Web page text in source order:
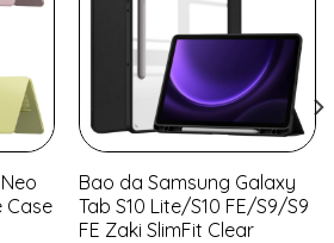
Case
Bao da Samsung Galaxy
Tab S10 Lite/S10 FE/S9/S9
FE Zaki SlimFit Clear